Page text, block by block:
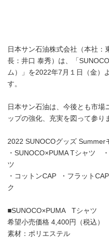
日本サン石油株式会社（本社：
長：井口 泰秀）は、「
ム）」を2022年7月１日（金）
す。
日本サン石油は、今後とも市場
ップの強化、充実を図って参り
2022 SUNOCOグッズ Summer
・SUNOCO×PUMA Tシャツ
ツ
・コットンCAP ・フラット
ク
■SUNOCO×PUMA Tシャツ
希望小売価格 4,400円（税込）
素材：ポリエステル